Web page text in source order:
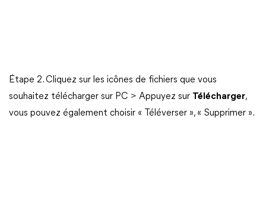
Étape 2. Cliquez sur les icônes de fichiers que vous
souhaitez télécharger sur PC > Appuyez sur Télécharger,
vous pouvez également choisir « Téléverser », « Supprimer ».